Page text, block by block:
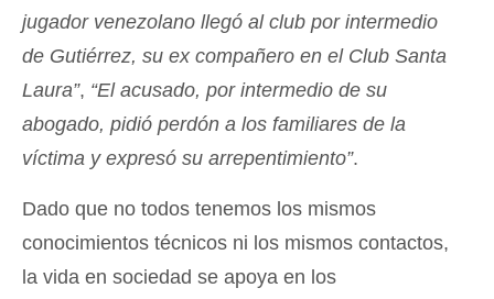
jugador venezolano llegó al club por intermedio
de Gutiérrez, su ex compañero en el Club Santa
Laura”, “El acusado, por intermedio de su
abogado, pidió perdón a los familiares de la
víctima y expresó su arrepentimiento”.
Dado que no todos tenemos los mismos
conocimientos técnicos ni los mismos contactos,
la vida en sociedad se apoya en los